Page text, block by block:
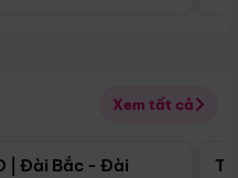
Xem tất cả
Điểm nổi bật
| Đài Bắc - Đài